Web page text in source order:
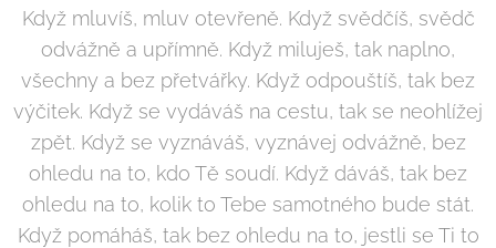
Když mluvíš, mluv otevřeně. Když svědčíš, svědč
odvážně a upřímně. Když miluješ, tak naplno,
všechny a bez přetvářky. Když odpouštíš, tak bez
výčitek. Když se vydáváš na cestu, tak se neohlížej
zpět. Když se vyznáváš, vyznávej odvážně, bez
ohledu na to, kdo Tě soudí. Když dáváš, tak bez
ohledu na to, kolik to Tebe samotného bude stát.
Když pomáháš, tak bez ohledu na to, jestli se Ti to